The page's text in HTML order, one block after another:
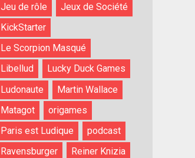
Jeu de rôle
Jeux de Société
KickStarter
Le Scorpion Masqué
Libellud
Lucky Duck Games
Ludonaute
Martin Wallace
Matagot
origames
Paris est Ludique
podcast
Ravensburger
Reiner Knizia